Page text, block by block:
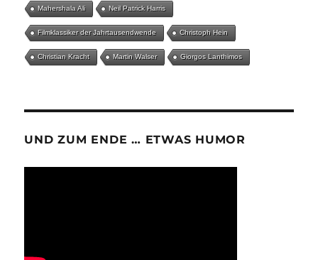
Mahershala Ali Neil Patrick Harris
Filmklassiker der Jahrtausendwende Christoph Hein
Christian Kracht Martin Walser Giorgos Lanthimos
UND ZUM ENDE … ETWAS HUMOR